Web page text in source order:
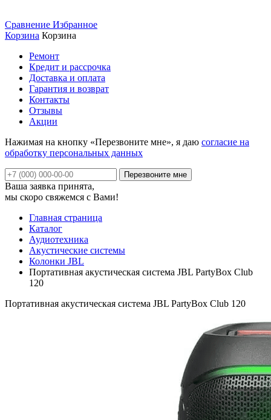
Сравнение Избранное
Корзина Корзина
Ремонт
Кредит и рассрочка
Доставка и оплата
Гарантия и возврат
Контакты
Отзывы
Акции
Нажимая на кнопку «Перезвоните мне», я даю согласие на
обработку персональных данных
Ваша заявка принята,
мы скоро свяжемся с Вами!
Главная страница
Каталог
Аудиотехника
Акустические системы
Колонки JBL
Портативная акустическая система JBL PartyBox Club
120
Портативная акустическая система JBL PartyBox Club 120